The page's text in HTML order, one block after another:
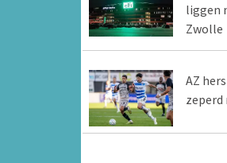
liggen
Zwolle
AZ
zeperd